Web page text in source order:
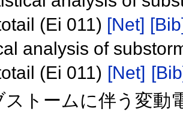
(Ei 011) [Net]
analysis of
(Ei 011) [Net]
ストームに伴う変動